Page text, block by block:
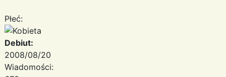
Płeć:
Debiut:
2008/08/20
Wiadomości: